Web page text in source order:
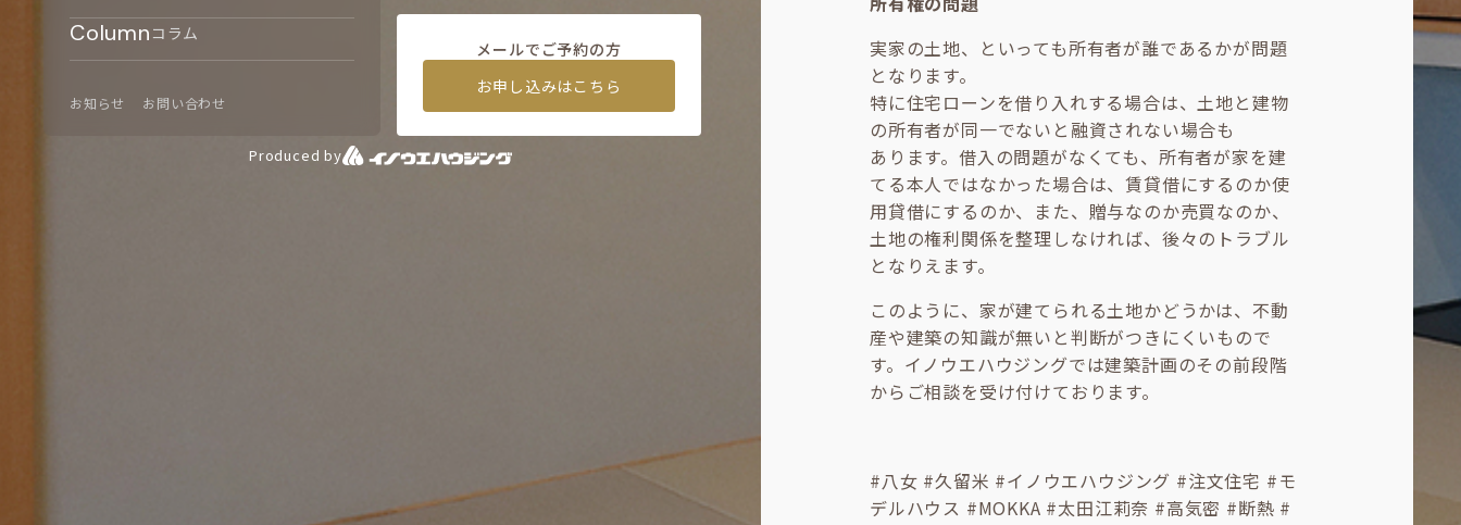
Column コラム
お知らせ お問い合わせ
メールでご予約の方
お申し込みはこちら
Produced by
実家の土地、といっても所有者が誰であるかが問題
となります。
特に住宅ローンを借り入れする場合は、土地と建物
の所有者が同一でないと融資されない場合も
あります。借入の問題がなくても、所有者が家を建
てる本人ではなかった場合は、賃貸借にするのか使
用貸借にするのか、また、贈与なのか売買なのか、
土地の権利関係を整理しなければ、後々のトラブル
となりえます。
このように、家が建てられる土地かどうかは、不動
産や建築の知識が無いと判断がつきにくいもので
す。イノウエハウジングでは建築計画のその前段階
からご相談を受け付けております。
#八女 #久留米 #イノウエハウジング #注文住宅 #モ
デルハウス #MOKKA #太田江莉奈 #高気密 #断熱 #